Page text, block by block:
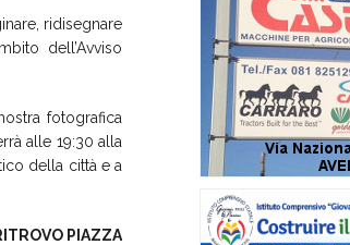
ridisegnare
dell’Avviso
fotografica
alle 19:30 alla
della città e a
PIAZZA